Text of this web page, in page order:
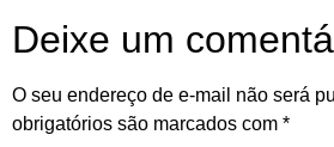
Deixe um
O seu endereço de e-mail não será
obrigatórios são marcados com *